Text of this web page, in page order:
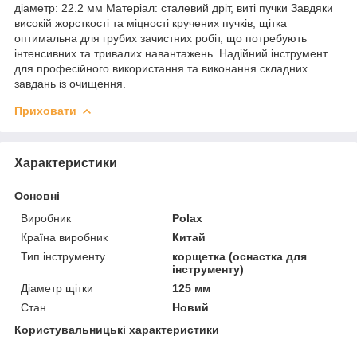
діаметр: 22.2 мм Матеріал: сталевий дріт, виті пучки Завдяки
високій жорсткості та міцності кручених пучків, щітка
оптимальна для грубих зачистних робіт, що потребують
інтенсивних та тривалих навантажень. Надійний інструмент
для професійного використання та виконання складних
завдань із очищення.
Приховати
Характеристики
Основні
Виробник
Polax
Країна виробник
Китай
Тип інструменту
корщетка (оснастка для
інструменту)
Діаметр щітки
125 мм
Стан
Новий
Користувальницькі характеристики